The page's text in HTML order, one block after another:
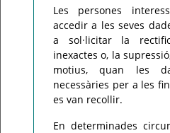
Les persones
accedir a les seves
a sol·licitar la
inexactes o, la
motius, quan les
necessàries per a les
es van recollir.
En determinades